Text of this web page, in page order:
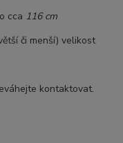
cca 116 cm
či menší) velikost
kontaktovat.